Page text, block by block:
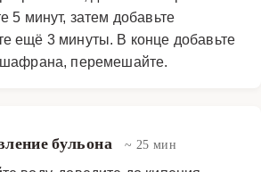
5 минут, затем добавьте
ещё 3 минуты. В конце добавьте
шафрана, перемешайте.
бульона ~ 25 мин